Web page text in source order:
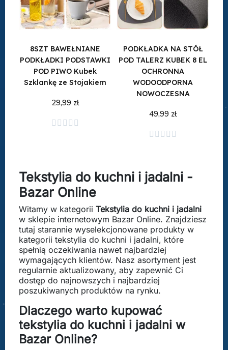
8SZT BAWEŁNIANE
PODKŁADKI PODSTAWKI
POD PIWO Kubek
Szklankę ze Stojakiem
29,99 zł
    
PODKŁADKA NA STÓŁ
POD TALERZ KUBEK 8 EL
OCHRONNA
WODOODPORNA
NOWOCZESNA
49,99 zł
    
Dodaj do koszyka
Tekstylia do kuchni i jadalni -
Bazar Online
Witamy w kategorii Tekstylia do kuchni i jadalni
w sklepie internetowym Bazar Online. Znajdziesz
tutaj starannie wyselekcjonowane produkty w
kategorii tekstylia do kuchni i jadalni, które
spełnią oczekiwania nawet najbardziej
wymagających klientów. Nasz asortyment jest
regularnie aktualizowany, aby zapewnić Ci
dostęp do najnowszych i najbardziej
poszukiwanych produktów na rynku.
Dlaczego warto kupować
tekstylia do kuchni i jadalni w
Bazar Online?